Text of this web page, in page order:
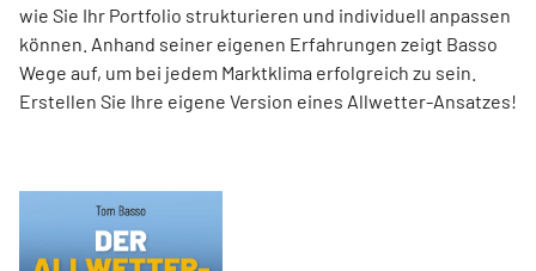
wie Sie Ihr Portfolio strukturieren und individuell anpassen
können. Anhand seiner eigenen Erfahrungen zeigt Basso
Wege auf, um bei jedem Marktklima erfolgreich zu sein.
Erstellen Sie Ihre eigene Version eines Allwetter-Ansatzes!